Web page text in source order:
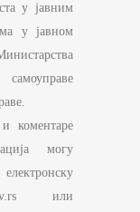
у јавним
у јавном
и коментаре
могу
или